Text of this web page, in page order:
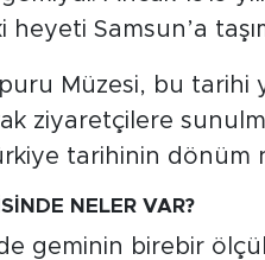
Samsun’a
Müzesi, bu tarihi
ziyaretçilere
tarihinin dönüm
NELER VAR?
geminin birebir